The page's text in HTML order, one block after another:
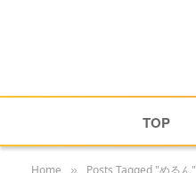
TOP
Home » Posts Tagged "めるん"